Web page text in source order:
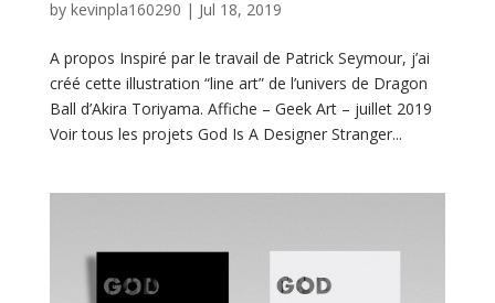
n
t
a
c
t
by kevinpla160290 | Jul 18, 2019
A propos Inspiré par le travail de Patrick Seymour, j’ai
créé cette illustration “line art” de l’univers de Dragon
Ball d’Akira Toriyama. Affiche – Geek Art – juillet 2019
Voir tous les projets God Is A Designer Stranger...